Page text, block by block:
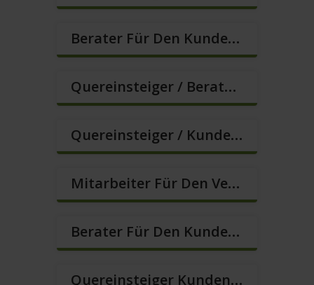
Berater Für Den Kundenservice Gesucht (m/w/d)
Quereinsteiger / Berater Im Vertrieb / Außendienst (m/w/d)
Quereinsteiger / Kundenberatung (B2C) (m/w/d)
Mitarbeiter Für Den Verkauf / Vertrieb (m/w/d)
Berater Für Den Kundenservice (m/w/d)
Quereinsteiger Kundenberatung In Vollzeit (m/w/d)